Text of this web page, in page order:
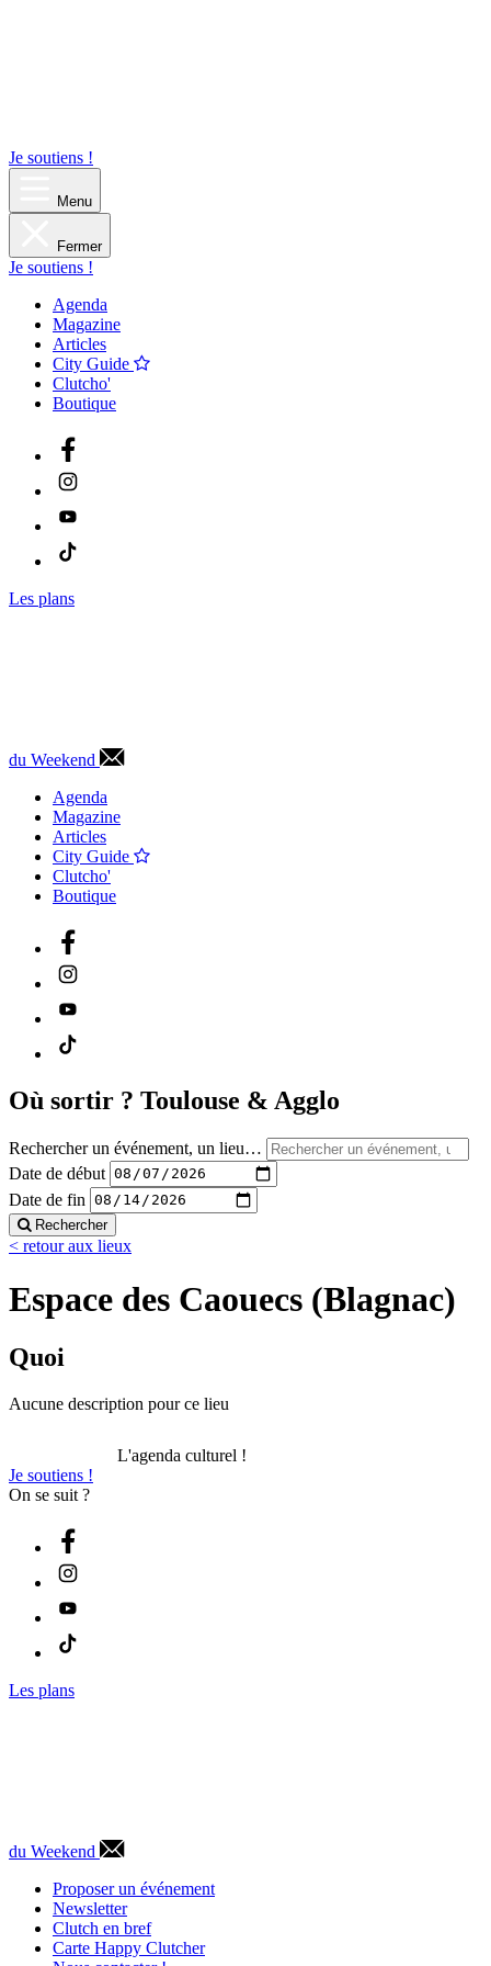
Je soutiens !
Menu
Fermer
Je soutiens !
Agenda
Magazine
Articles
City Guide
Clutcho'
Boutique
Les plans
du Weekend
Agenda
Magazine
Articles
City Guide
Clutcho'
Boutique
Où sortir ? Toulouse & Agglo
Rechercher un événement, un lieu…
Date de début
Date de fin
Rechercher
< retour aux lieux
Espace des Caouecs (Blagnac)
Quoi
Aucune description pour ce lieu
L'agenda culturel !
Je soutiens !
On se suit ?
Les plans
du Weekend
Proposer un événement
Newsletter
Clutch en bref
Carte Happy Clutcher